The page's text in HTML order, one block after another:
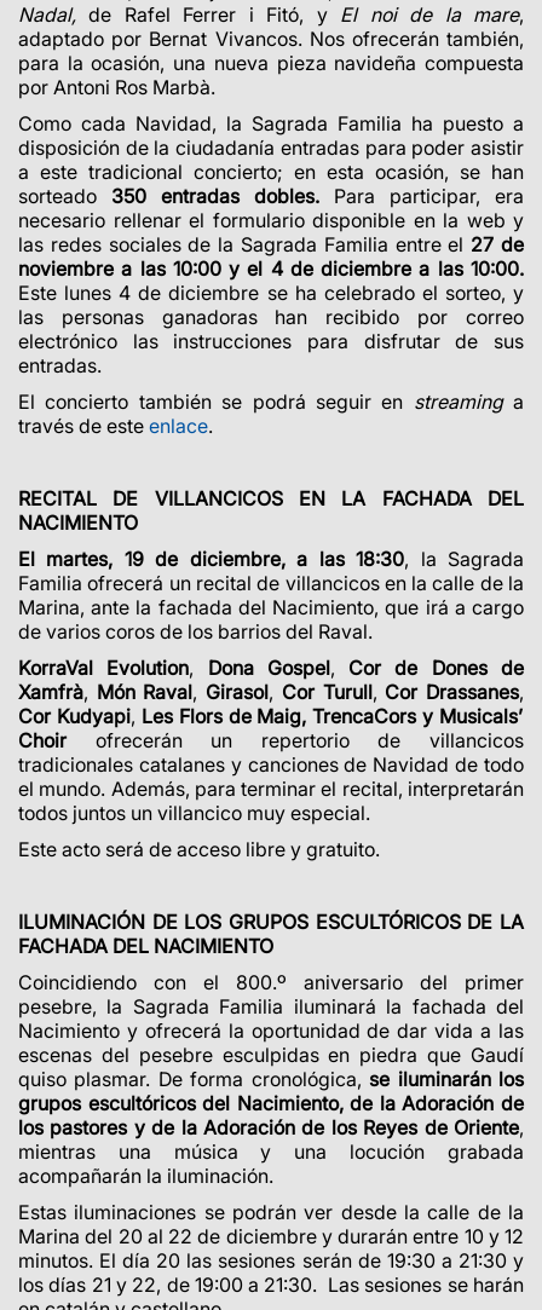
Nadal, de Rafel Ferrer i Fitó, y El noi de la mare,
adaptado por Bernat Vivancos. Nos ofrecerán también,
para la ocasión, una nueva pieza navideña compuesta
por Antoni Ros Marbà.
Como cada Navidad, la Sagrada Familia ha puesto a
disposición de la ciudadanía entradas para poder asistir
a este tradicional concierto; en esta ocasión, se han
sorteado 350 entradas dobles. Para participar, era
necesario rellenar el formulario disponible en la web y
las redes sociales de la Sagrada Familia entre el 27 de
noviembre a las 10:00 y el 4 de diciembre a las 10:00.
Este lunes 4 de diciembre se ha celebrado el sorteo, y
las personas ganadoras han recibido por correo
electrónico las instrucciones para disfrutar de sus
entradas.
El concierto también se podrá seguir en streaminga
través de este enlace.
RECITAL DE VILLANCICOS EN LA FACHADA DEL
NACIMIENTO
El martes, 19 de diciembre, a las 18:30, la Sagrada
Familia ofrecerá un recital de villancicos en la calle de la
Marina, ante la fachada del Nacimiento, que irá a cargo
de varios coros de los barrios del Raval.
KorraVal Evolution, Dona Gospel, Cor de Dones de
Xamfrà, Món Raval, Girasol, Cor Turull, Cor Drassanes,
Cor Kudyapi, Les Flors de Maig, TrencaCors y Musicals’
Choirofrecerán un repertorio de villancicos
tradicionales catalanes y canciones de Navidad de todo
el mundo. Además, para terminar el recital, interpretarán
todos juntos un villancico muy especial.
Este acto será de acceso libre y gratuito.
ILUMINACIÓN DE LOS GRUPOS ESCULTÓRICOS DE LA
FACHADA DEL NACIMIENTO
Coincidiendo con el 800.º aniversario del primer
pesebre, la Sagrada Familia iluminará la fachada del
Nacimiento y ofrecerá la oportunidad de dar vida a las
escenas del pesebre esculpidas en piedra que Gaudí
quiso plasmar. De forma cronológica,se iluminarán los
grupos escultóricos del Nacimiento, de la Adoración de
los pastores y de la Adoración de los Reyes de Oriente,
mientras una música y una locución grabada
acompañarán la iluminación.
Estas iluminaciones se podrán ver desde la calle de la
Marina del 20 al 22 de diciembre y durarán entre 10 y 12
minutos. El día 20 las sesiones serán de 19:30 a 21:30 y
los días 21 y 22, de 19:00 a 21:30. Las sesiones se harán